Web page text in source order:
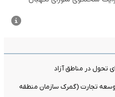
تجارت (گمرک سازمان منطقه